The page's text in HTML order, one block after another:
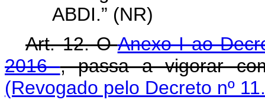
ABDI.” (NR)
Art. 12. OAnexo I ao
2016, passa a vigorar
(Revogado pelo Decreto nº